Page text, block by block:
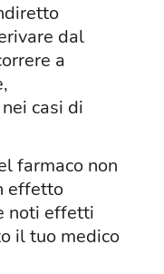
dal
a
casi di
farmaco non
effetto
noti effetti
il tuo medico